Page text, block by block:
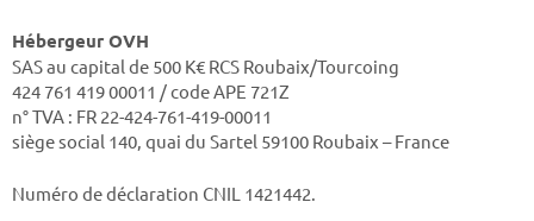
Hébergeur OVH
SAS au capital de 500 K€ RCS Roubaix/Tourcoing
424 761 419 00011 / code APE 721Z
n° TVA : FR 22-424-761-419-00011
siège social 140, quai du Sartel 59100 Roubaix – France
Numéro de déclaration CNIL 1421442.